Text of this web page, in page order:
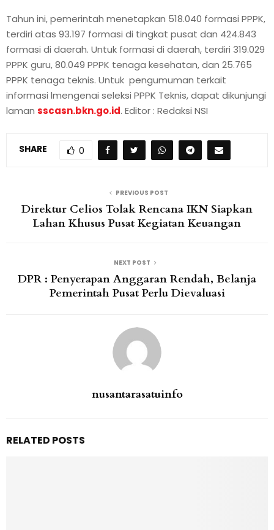
Tahun ini, pemerintah menetapkan 518.040 formasi PPPK,
terdiri atas 93.197 formasi di tingkat pusat dan 424.843
formasi di daerah. Untuk formasi di daerah, terdiri 319.029
PPPK guru, 80.049 PPPK tenaga kesehatan, dan 25.765
PPPK tenaga teknis. Untuk pengumuman terkait
informasi lmengenai seleksi PPPK Teknis, dapat dikunjungi
laman sscasn.bkn.go.id. Editor : Redaksi NSI
SHARE 0
PREVIOUS POST
Direktur Celios Tolak Rencana IKN Siapkan
Lahan Khusus Pusat Kegiatan Keuangan
NEXT POST
DPR : Penyerapan Anggaran Rendah, Belanja
Pemerintah Pusat Perlu Dievaluasi
nusantarasatuinfo
RELATED POSTS